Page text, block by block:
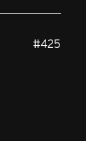
#425